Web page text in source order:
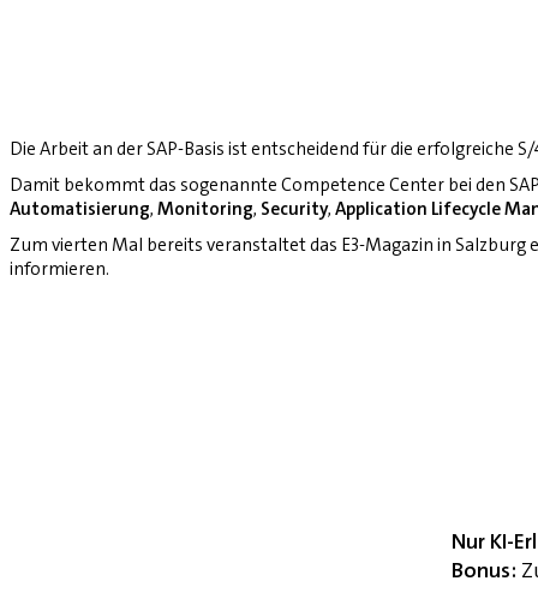
Die Arbeit an der SAP-Basis ist entscheidend für die erfolgreiche
Damit bekommt das sogenannte Competence Center bei den
Automatisierung, Monitoring, Security, Application Lifecycle
Zum vierten Mal bereits veranstaltet das E3-Magazin in
informieren.
Nur KI-
Bonus: